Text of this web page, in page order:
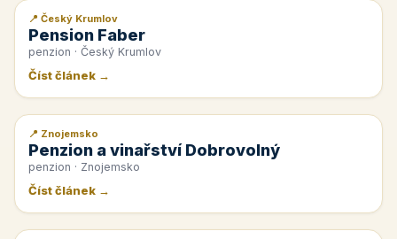
📰 PR článek
📍 Český Krumlov
Pension Faber
penzion · Český Krumlov
Číst článek →
📰 PR článek
📍 Znojemsko
Penzion a vinařství Dobrovolný
penzion · Znojemsko
Číst článek →